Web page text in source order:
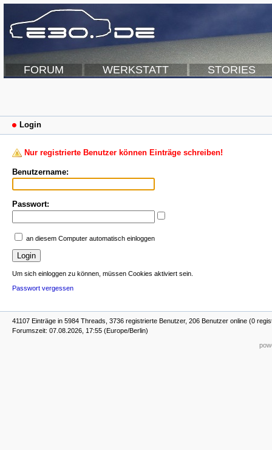
FORUM WERKSTATT STORIES
Login
Nur registrierte Benutzer können Einträge schreiben!
Benutzername:
Passwort:
an diesem Computer automatisch einloggen
Um sich einloggen zu können, müssen Cookies aktiviert sein.
Passwort vergessen
41107 Einträge in 5984 Threads, 3736 registrierte Benutzer, 206 Benutzer online (0
Forumszeit: 07.08.2026, 17:55 (Europe/Berlin)